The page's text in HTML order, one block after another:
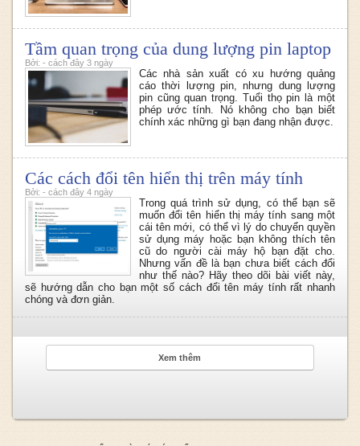
Tầm quan trọng của dung lượng pin laptop
Bởi: - cách đây 3 ngày
Các nhà sản xuất có xu hướng quảng
cáo thời lượng pin, nhưng dung lượng
pin cũng quan trọng. Tuổi thọ pin là một
phép ước tính. Nó không cho bạn biết
chính xác những gì bạn đang nhận được.
Các cách đổi tên hiển thị trên máy tính
Bởi: - cách đây 4 ngày
Trong quá trình sử dụng, có thể bạn sẽ
muốn đổi tên hiển thị máy tính sang một
cái tên mới, có thể vì lý do chuyển quyền
sử dụng máy hoặc bạn không thích tên
cũ do người cài máy hộ bạn đặt cho.
Nhưng vấn đề là bạn chưa biết cách đổi
như thế nào? Hãy theo dõi bài viết này,
sẽ hướng dẫn cho bạn một số cách đổi tên máy tính rất nhanh
chóng và đơn giản.
Xem thêm